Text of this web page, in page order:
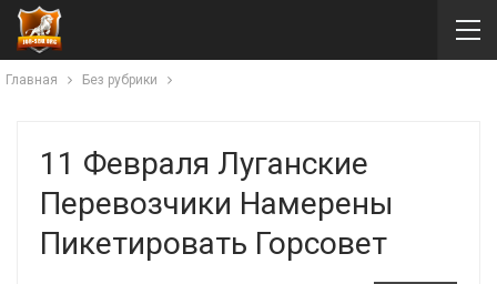
Главная Без рубрики
11 Февраля Луганские
Перевозчики Намерены
Пикетировать Горсовет